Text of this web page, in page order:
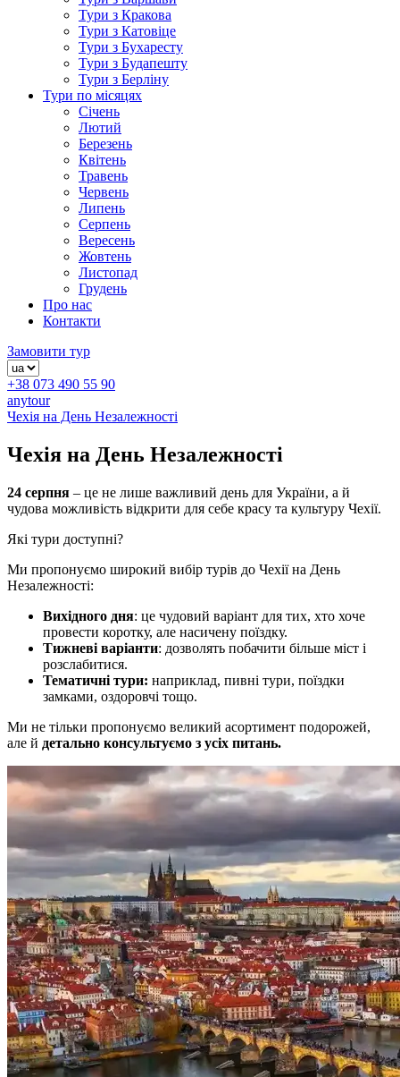
Тури з Кракова
Тури з Катовіце
Тури з Бухаресту
Тури з Будапешту
Тури з Берліну
Тури по місяцях
Січень
Лютий
Березень
Квітень
Травень
Червень
Липень
Серпень
Вересень
Жовтень
Листопад
Грудень
Про нас
Контакти
Замовити тур
+38 073 490 55 90
anytour
Чехія на День Незалежності
Чехія на День Незалежності
24 серпня – це не лише важливий день для України, а й
чудова можливість відкрити для себе красу та культуру Чехії.
Які тури доступні?
Ми пропонуємо широкий вибір турів до Чехії на День
Незалежності:
Вихідного дня: це чудовий варіант для тих, хто хоче
провести коротку, але насичену поїздку.
Тижневі варіанти: дозволять побачити більше міст і
розслабитися.
Тематичні тури: наприклад, пивні тури, поїздки
замками, оздоровчі тощо.
Ми не тільки пропонуємо великий асортимент подорожей,
але й детально консультуємо з усіх питань.